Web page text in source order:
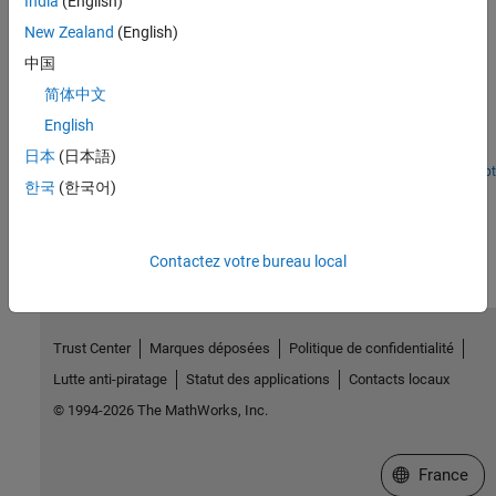
hierarchy.(Since R2025a)
Featured Examples
Generate Structured Text Code for Model Reference
Hierarchy
Generate code for models referenced with Model blocks.
Open Live Script
New Zealand (English)
中国
简体中文
English
日本 (日本語)
한국 (한국어)
Contactez votre bureau local
Trust Center Marques déposées
Politique de confidentialité
Lutte anti-piratage
Statut des applications
Contacts locaux
© 1994-2026 The MathWorks, Inc.
Sélectionner
France